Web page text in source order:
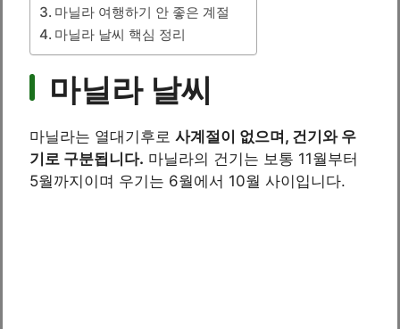
마닐라 여행하기 안 좋은 계절
마닐라 날씨 핵심 정리
마닐라 날씨
마닐라는 열대기후로 사계절이 없으며, 건기와 우
기로 구분됩니다. 마닐라의 건기는 보통 11월부터
5월까지이며 우기는 6월에서 10월 사이입니다.